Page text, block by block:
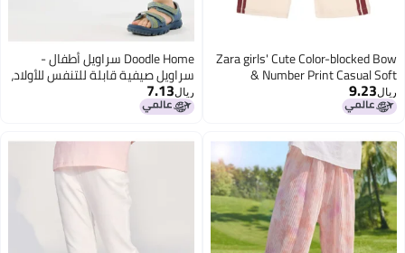
Zara girls' Cute Color-
& Number Print
Comfortable Cotton
Doodle Home سراويل أطفال -
سراويل صيفية قابلة للتنفس للأولاد،
سراويل طويلة للفتيات، ملابس
عصرية للأطفال
7.13